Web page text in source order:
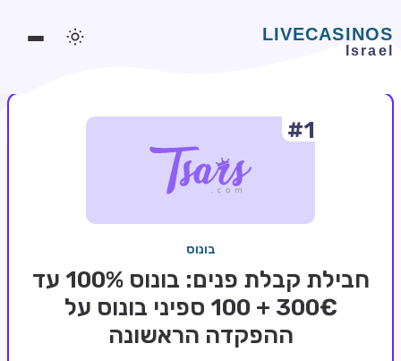
משחקים אונליין
בלאקג'ק אונליין
#1
בונוס
חבילת קבלת פנים: בונוס 100% עד
300€ + 100 ספיני בונוס על
ההפקדה הראשונה